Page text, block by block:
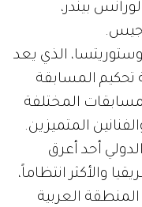
بيندر،
الذي يعد
تحكيم المسابقة
المختلفة
المتميزين.
أحد أعرق
والأكثر انتظاماً،
العربية